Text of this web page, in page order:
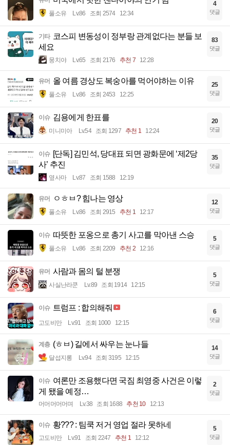
풀소유 Lv.86 조회 2574 12:34
4
댓글
기타 코스피 변동성이 정부랑 관계없다는 분들 보
세요
뭉치야 Lv.65 조회 2176 추천 7 12:28
83
댓글
유머 올 여름 경상도 복숭아를 먹어야하는 이유
풀소유 Lv.86 조회 2453 12:25
25
댓글
이슈 김용에게 한표를
미니미아 Lv.54 조회 1297 추천 1 12:24
20
댓글
이슈 [단독] 김민석, 당대표 되면 광화문에 ‘제2당
사’ 추진
옆사마 Lv.87 조회 1588 12:19
35
댓글
유머 ㅇㅎㅂ? 힘나는 영상
풀소유 Lv.86 조회 2915 추천 1 12:17
12
댓글
이슈 따뜻한 포옹으로 총기 사고를 막아낸 스승
풀소유 Lv.86 조회 2209 추천 2 12:16
5
댓글
유머 사람과 몸의 털 분쟁
사실난라쿤 Lv.89 조회 1914 12:15
5
댓글
이슈 트럼프 : 합의해줘
고도비만 Lv.91 조회 1000 12:15
6
댓글
계층 (ㅎㅂ) 길에서 싸우는 눈나들
달섭지롱 Lv.94 조회 3195 12:15
14
댓글
이슈 여론만 조용했다면 국짐 최영중 사건은 이렇
게 됐을 예정…
머머머머머며 Lv.38 조회 1688 추천 10 12:13
2
댓글
이슈 황??? : 팀쿡 저거 영업 절라 못하네
고도비만 Lv.91 조회 2247 추천 1 12:12
5
댓글